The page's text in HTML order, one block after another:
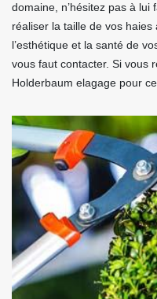
domaine, n’hésitez pas à
réaliser la taille de vos
l’esthétique et la santé de
vous faut contacter. Si vous
Holderbaum elagage pour